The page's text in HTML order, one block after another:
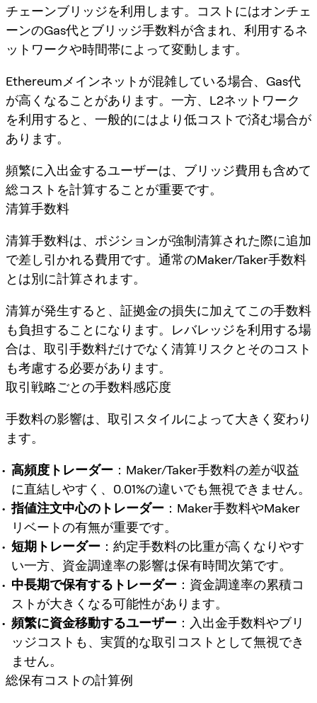
チェーンブリッジを利用します。コストにはオンチェ
ーンのGas代とブリッジ手数料が含まれ、利用するネ
ットワークや時間帯によって変動します。
Ethereumメインネットが混雑している場合、Gas代
が高くなることがあります。一方、L2ネットワーク
を利用すると、一般的にはより低コストで済む場合が
あります。
頻繁に入出金するユーザーは、ブリッジ費用も含めて
総コストを計算することが重要です。
清算手数料
清算手数料は、ポジションが強制清算された際に追加
で差し引かれる費用です。通常のMaker/Taker手数料
とは別に計算されます。
清算が発生すると、証拠金の損失に加えてこの手数料
も負担することになります。レバレッジを利用する場
合は、取引手数料だけでなく清算リスクとそのコスト
も考慮する必要があります。
取引戦略ごとの手数料感応度
手数料の影響は、取引スタイルによって大きく変わり
ます。
高頻度トレーダー ：Maker/Taker手数料の差が収益
に直結しやすく、0.01%の違いでも無視できません。
指値注文中心のトレーダー ：Maker手数料やMaker
リベートの有無が重要です。
短期トレーダー ：約定手数料の比重が高くなりやす
い一方、資金調達率の影響は保有時間次第です。
中長期で保有するトレーダー ：資金調達率の累積コ
ストが大きくなる可能性があります。
頻繁に資金移動するユーザー ：入出金手数料やブリ
ッジコストも、実質的な取引コストとして無視でき
ません。
総保有コストの計算例